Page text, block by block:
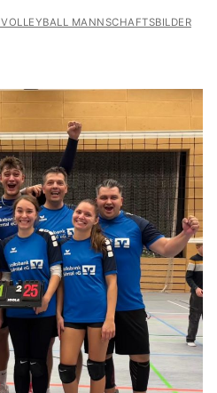
VOLLEYBALL MANNSCHAFTSBILDER